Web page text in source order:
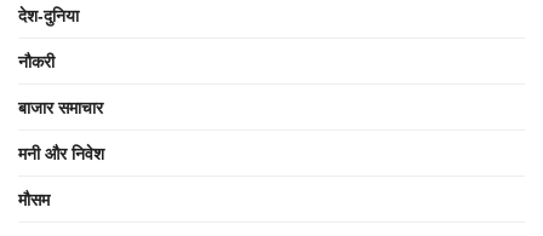
देश-दुनिया
नौकरी
बाजार समाचार
मनी और निवेश
मौसम